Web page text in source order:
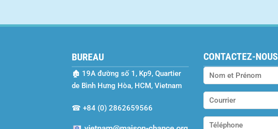
BUREAU
🏚 19A đường số 1, Kp9, Quartier
de Bình Hưng Hòa, HCM, Vietnam
☎ +84 (0) 2862659566
CONTACTEZ-NOUS